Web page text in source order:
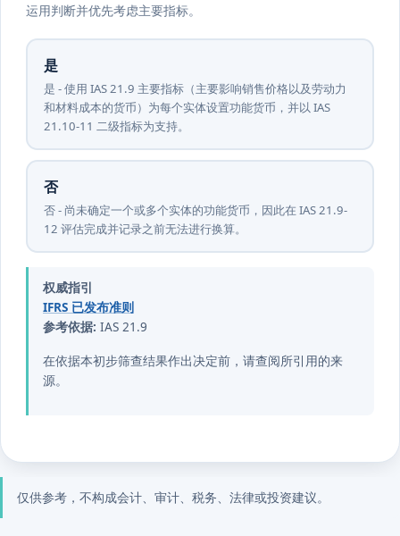
运用判断并优先考虑主要指标。
是
是 - 使用 IAS 21.9 主要指标（主要影响销售价格以及劳动力
和材料成本的货币）为每个实体设置功能货币，并以 IAS
21.10-11 二级指标为支持。
否
否 - 尚未确定一个或多个实体的功能货币，因此在 IAS 21.9-
12 评估完成并记录之前无法进行换算。
权威指引
IFRS 已发布准则
参考依据: IAS 21.9
在依据本初步筛查结果作出决定前，请查阅所引用的来
源。
仅供参考，不构成会计、审计、税务、法律或投资建议。